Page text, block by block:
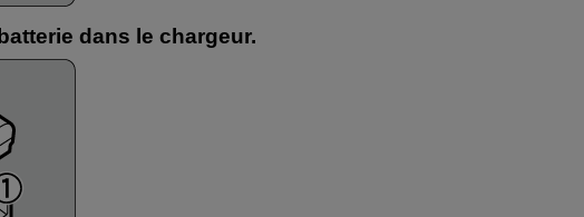
dans le chargeur.